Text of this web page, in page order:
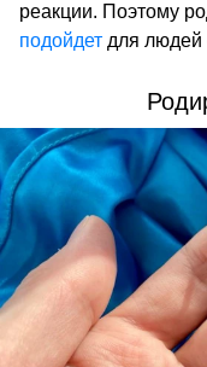
реакции. Поэтому
подойдет для людей